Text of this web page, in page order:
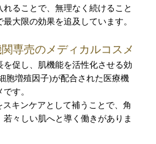
ることで、無理なく続けること
大限の効果を追及しています。
専売のメディカルコスメ
促し、肌機能を活性化させる効
胞増殖因子)が配合された医療機
す。
キンケアとして補うことで、角
々しい肌へと導く働きがありま